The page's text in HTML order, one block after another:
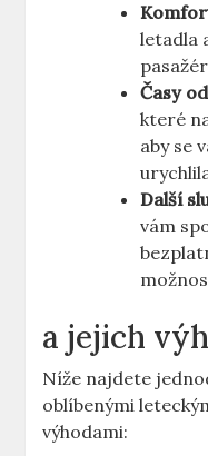
letadla
Časy
které
aby se
Další
vám
a jejich
Níže najdete
oblíbenými
výhodami: